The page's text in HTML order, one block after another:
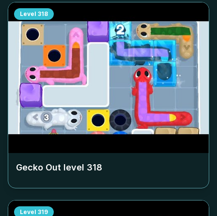
Level 318
Gecko Out level 318
Level 319